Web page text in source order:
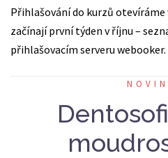
Přihlašování do kurzů otevíráme
začínají první týden v říjnu –
přihlašovacím serveru